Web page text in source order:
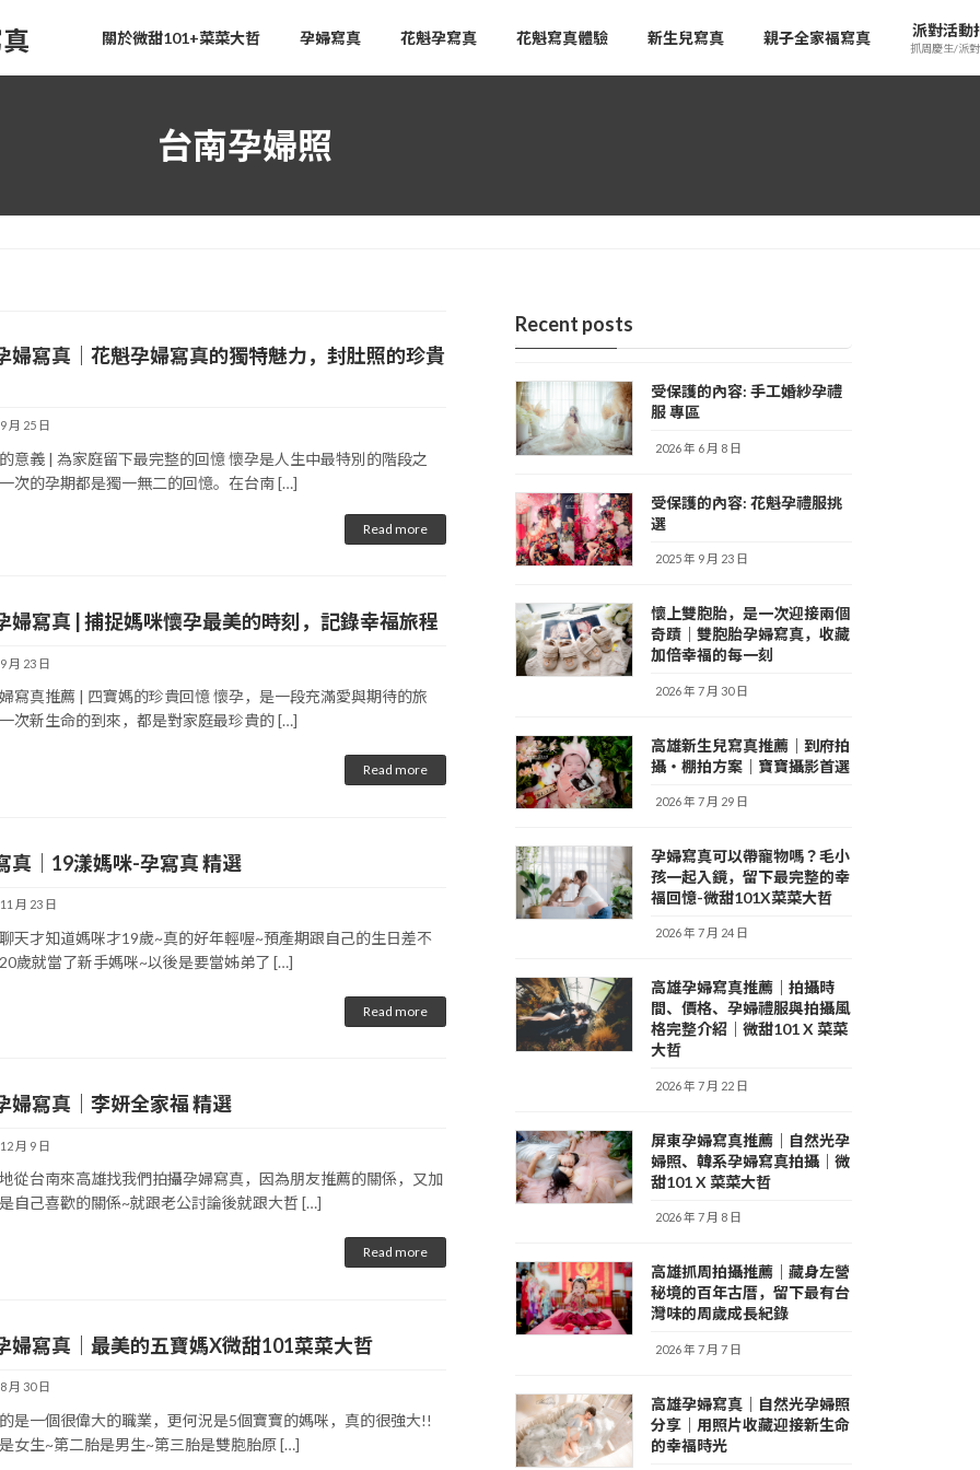
關於微甜101+菜菜大哲 孕婦寫真 花魁孕寫真 花魁寫真體驗 新生兒寫真 親子全家福寫真 派對活動
抓周慶生/派
台南孕婦照
婦寫真｜花魁孕婦寫真的獨特魅力，封肚照的珍貴
月 25 日
意義 | 為家庭留下最完整的回憶 懷孕是人生中最特別的階段之
次的孕期都是獨一無二的回憶。在台南 […]
Read more
婦寫真 | 捕捉媽咪懷孕最美的時刻，記錄幸福旅程
月 23 日
寫真推薦 | 四寶媽的珍貴回憶 懷孕，是一段充滿愛與期待的旅
次新生命的到來，都是對家庭最珍貴的 […]
Read more
真｜19漾媽咪-孕寫真 精選
月 23 日
天才知道媽咪才19歲~真的好年輕喔~預產期跟自己的生日差不
歲就當了新手媽咪~以後是要當姊弟了 […]
Read more
婦寫真｜李妍全家福 精選
月 9 日
從台南來高雄找我們拍攝孕婦寫真，因為朋友推薦的關係，又加
自己喜歡的關係~就跟老公討論後就跟大哲 […]
Read more
婦寫真｜最美的五寶媽X微甜101菜菜大哲
月 30 日
是一個很偉大的職業，更何況是5個寶寶的媽咪，真的很強大!!
女生~第二胎是男生~第三胎是雙胞胎原 […]
Recent posts
受保護的內容: 手工婚紗孕禮
服 專區
2026 年 6 月 8 日
受保護的內容: 花魁孕禮服挑
選
2025 年 9 月 23 日
懷上雙胞胎，是一次迎接兩個
奇蹟｜雙胞胎孕婦寫真，收藏
加倍幸福的每一刻
2026 年 7 月 30 日
高雄新生兒寫真推薦｜到府拍
攝・棚拍方案｜寶寶攝影首選
2026 年 7 月 29 日
孕婦寫真可以帶寵物嗎？毛小
孩一起入鏡，留下最完整的幸
福回憶-微甜101X菜菜大哲
2026 年 7 月 24 日
高雄孕婦寫真推薦｜拍攝時
間、價格、孕婦禮服與拍攝風
格完整介紹｜微甜101 X 菜菜
大哲
2026 年 7 月 22 日
屏東孕婦寫真推薦｜自然光孕
婦照、韓系孕婦寫真拍攝｜微
甜101 X 菜菜大哲
2026 年 7 月 8 日
高雄抓周拍攝推薦｜藏身左營
秘境的百年古厝，留下最有台
灣味的周歲成長紀錄
2026 年 7 月 7 日
高雄孕婦寫真｜自然光孕婦照
分享｜用照片收藏迎接新生命
的幸福時光